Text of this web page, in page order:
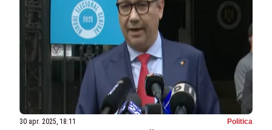
30 apr. 2025, 18:11 Politica